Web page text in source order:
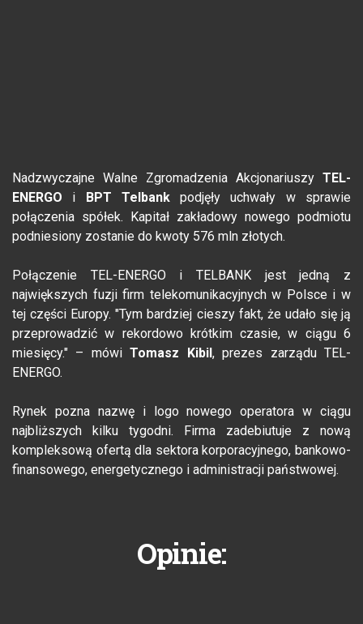
Nadzwyczajne Walne Zgromadzenia Akcjonariuszy TEL-
ENERGO i BPT Telbankpodjęły uchwały w sprawie
połączenia spółek. Kapitał zakładowy nowego podmiotu
podniesiony zostanie do kwoty 576 mln złotych.
Połączenie TEL-ENERGO i TELBANK jest jedną z
największych fuzji firm telekomunikacyjnych w Polsce i w
tej części Europy. "Tym bardziej cieszy fakt, że udało się ją
przeprowadzić w rekordowo krótkim czasie, w ciągu 6
miesięcy." – mówiTomasz Kibil , prezes zarządu TEL-
ENERGO.
Rynek pozna nazwę i logo nowego operatora w ciągu
najbliższych kilku tygodni. Firma zadebiutuje z nową
kompleksową ofertą dla sektora korporacyjnego, bankowo-
finansowego, energetycznego i administracji państwowej.
Opinie: